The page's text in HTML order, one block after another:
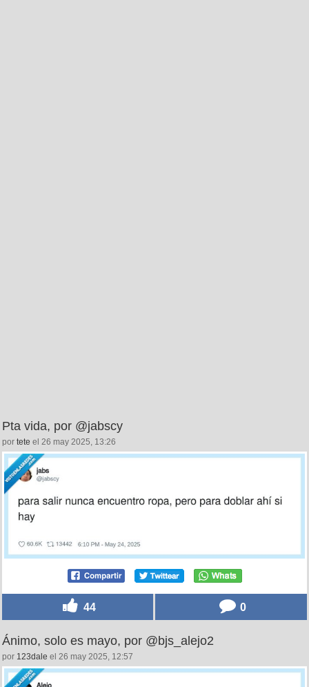
Pta vida, por @jabscy
por tete el 26 may 2025, 13:26
44 0
Ánimo, solo es mayo, por @bjs_alejo2
por 123dale el 26 may 2025, 12:57